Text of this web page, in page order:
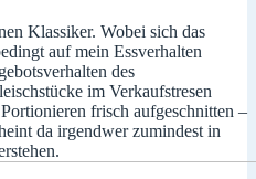
Klassiker. Wobei sich das
auf mein Essverhalten
des
im Verkaufstresen
frisch aufgeschnitten –
da irgendwer zumindest in